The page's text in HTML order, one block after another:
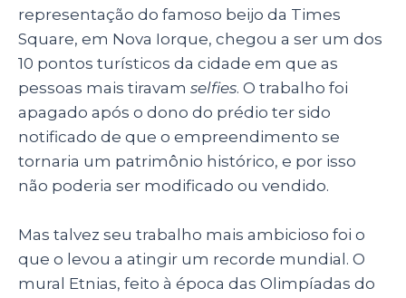
representação do famoso beijo da Times
Square, em Nova Iorque, chegou a ser um dos
10 pontos turísticos da cidade em que as
pessoas mais tiravam selfies. O trabalho foi
apagado após o dono do prédio ter sido
notificado de que o empreendimento se
tornaria um patrimônio histórico, e por isso
não poderia ser modificado ou vendido.
Mas talvez seu trabalho mais ambicioso foi o
que o levou a atingir um recorde mundial. O
mural Etnias, feito à época das Olimpíadas do